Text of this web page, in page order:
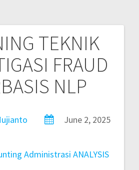
TEKNIK
FRAUD
NLP
June 2, 2025
Administrasi ANALYSIS